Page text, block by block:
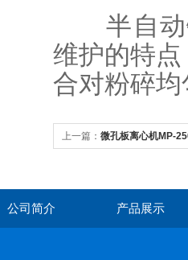
半自动锤
维护的特
合对粉碎
上一篇： 微孔板离心机MP-
公司简介 产品展示